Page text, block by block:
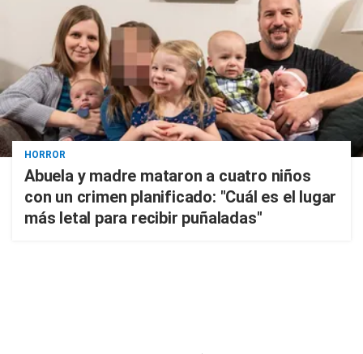
HORROR
Abuela y madre mataron a cuatro niños
con un crimen planificado: "Cuál es el lugar
más letal para recibir puñaladas"